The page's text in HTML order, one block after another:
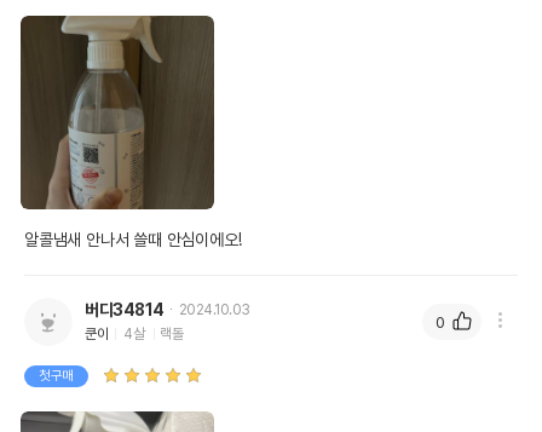
알콜냄새 안나서 쓸때 안심이에오!
버디34814
2024.10.03
쿤이
4살 랙돌
첫구매
0